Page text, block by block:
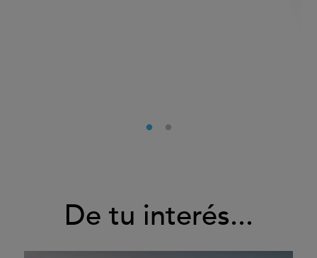
De tu interés...